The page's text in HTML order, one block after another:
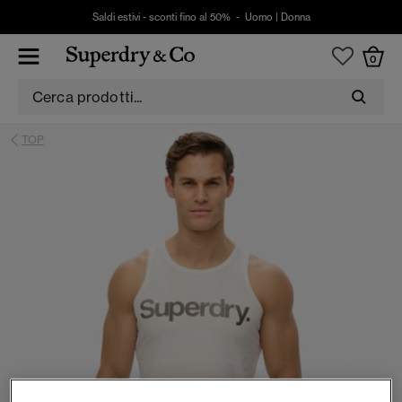
Saldi estivi - sconti fino al 50% - Uomo Donna
0
TOP